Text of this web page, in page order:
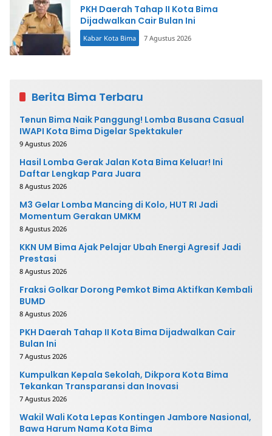
PKH Daerah Tahap II Kota Bima
Dijadwalkan Cair Bulan Ini
Kabar Kota Bima 7 Agustus 2026
Berita Bima Terbaru
Tenun Bima Naik Panggung! Lomba Busana Casual
IWAPI Kota Bima Digelar Spektakuler
9 Agustus 2026
Hasil Lomba Gerak Jalan Kota Bima Keluar! Ini
Daftar Lengkap Para Juara
8 Agustus 2026
M3 Gelar Lomba Mancing di Kolo, HUT RI Jadi
Momentum Gerakan UMKM
8 Agustus 2026
KKN UM Bima Ajak Pelajar Ubah Energi Agresif Jadi
Prestasi
8 Agustus 2026
Fraksi Golkar Dorong Pemkot Bima Aktifkan Kembali
BUMD
8 Agustus 2026
PKH Daerah Tahap II Kota Bima Dijadwalkan Cair
Bulan Ini
7 Agustus 2026
Kumpulkan Kepala Sekolah, Dikpora Kota Bima
Tekankan Transparansi dan Inovasi
7 Agustus 2026
Wakil Wali Kota Lepas Kontingen Jambore Nasional,
Bawa Harum Nama Kota Bima